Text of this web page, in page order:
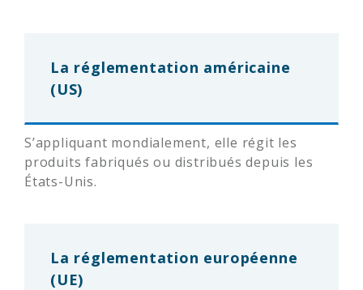
La réglementation américaine
(US)
S’appliquant mondialement, elle régit les
produits fabriqués ou distribués depuis les
États-Unis.
La réglementation européenne
(UE)